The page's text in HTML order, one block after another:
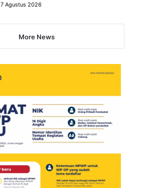
7 Agustus 2026
More News